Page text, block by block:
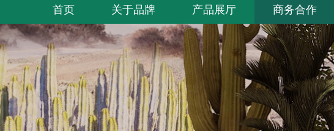
首页 关于品牌 产品展厅 商务合作